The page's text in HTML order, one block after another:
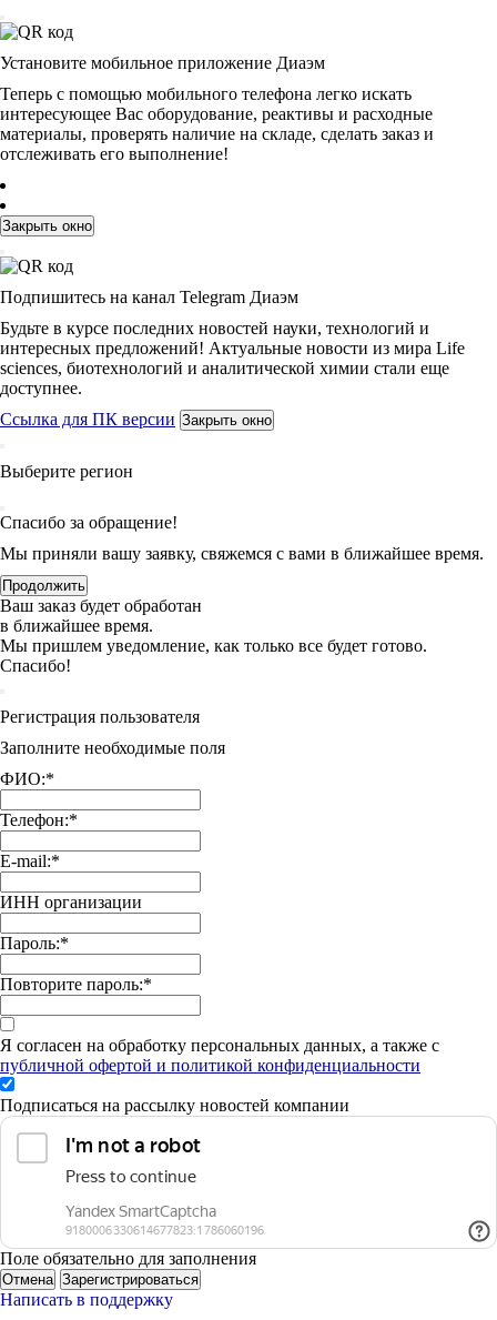
Установите мобильное приложение Диаэм
Теперь с помощью мобильного телефона легко искать
интересующее Вас оборудование, реактивы и расходные
материалы, проверять наличие на складе, сделать заказ и
отслеживать его выполнение!
Закрыть окно
Подпишитесь на канал Telegram Диаэм
Будьте в курсе последних новостей науки, технологий и
интересных предложений! Актуальные новости из мира Life
sciences, биотехнологий и аналитической химии стали еще
доступнее.
Ссылка для ПК версии Закрыть окно
Выберите регион
Спасибо за обращение!
Мы приняли вашу заявку, свяжемся с вами в ближайшее время.
Продолжить
Ваш заказ будет обработан
в ближайшее время.
Мы пришлем уведомление, как только все будет готово.
Спасибо!
Регистрация пользователя
Заполните необходимые поля
ФИО:*
Телефон:*
E-mail:*
ИНН организации
Пароль:*
Повторите пароль:*
Я согласен на обработку персональных данных, а также с
публичной офертой и политикой конфиденциальности
Подписаться на рассылку новостей компании
Поле обязательно для заполнения
Отмена Зарегистрироваться
Написать в поддержку